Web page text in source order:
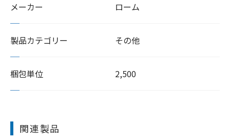
メーカー ローム
製品カテゴリー その他
梱包単位 2,500
関連製品